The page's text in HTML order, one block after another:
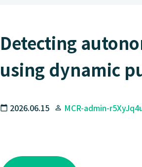
Detecting
using dynamic
calendar_today 2026.06.15 person_outline MCR-admin-